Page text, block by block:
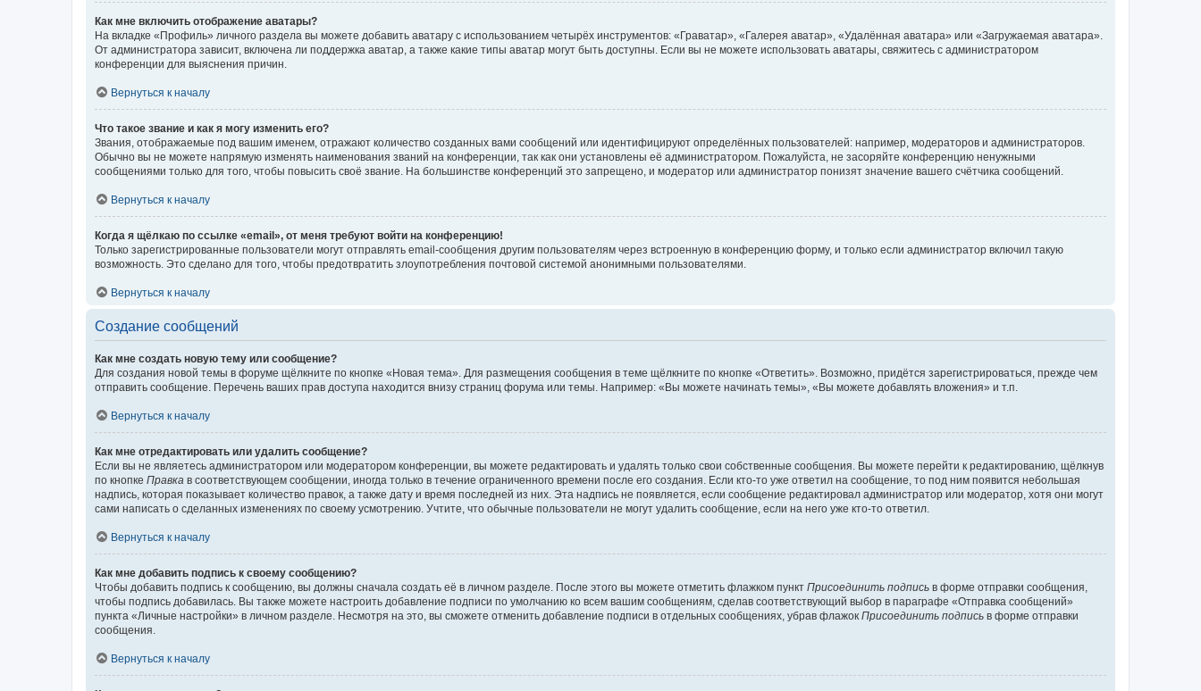
Как мне включить отображение аватары?
На вкладке «Профиль» личного раздела вы можете добавить аватару с использованием четырёх инструментов: «Граватар», «Галерея аватар», «Удалённая аватара» или «Загружаемая аватара».
От администратора зависит, включена ли поддержка аватар, а также какие типы аватар могут быть доступны. Если вы не можете использовать аватары, свяжитесь с администратором
конференции для выяснения причин.
Вернуться к началу
Что такое звание и как я могу изменить его?
Звания, отображаемые под вашим именем, отражают количество созданных вами сообщений или идентифицируют определённых пользователей: например, модераторов и администраторов.
Обычно вы не можете напрямую изменять наименования званий на конференции, так как они установлены её администратором. Пожалуйста, не засоряйте конференцию ненужными
сообщениями только для того, чтобы повысить своё звание. На большинстве конференций это запрещено, и модератор или администратор понизят значение вашего счётчика сообщений.
Вернуться к началу
Когда я щёлкаю по ссылке «email», от меня требуют войти на конференцию!
Только зарегистрированные пользователи могут отправлять email-сообщения другим пользователям через встроенную в конференцию форму, и только если администратор включил такую
возможность. Это сделано для того, чтобы предотвратить злоупотребления почтовой системой анонимными пользователями.
Вернуться к началу
Создание сообщений
Как мне создать новую тему или сообщение?
Для создания новой темы в форуме щёлкните по кнопке «Новая тема». Для размещения сообщения в теме щёлкните по кнопке «Ответить». Возможно, придётся зарегистрироваться, прежде чем
отправить сообщение. Перечень ваших прав доступа находится внизу страниц форума или темы. Например: «Вы можете начинать темы», «Вы можете добавлять вложения» и т.п.
Вернуться к началу
Как мне отредактировать или удалить сообщение?
Если вы не являетесь администратором или модератором конференции, вы можете редактировать и удалять только свои собственные сообщения. Вы можете перейти к редактированию, щёлкнув
по кнопке Правка в соответствующем сообщении, иногда только в течение ограниченного времени после его создания. Если кто-то уже ответил на сообщение, то под ним появится небольшая
надпись, которая показывает количество правок, а также дату и время последней из них. Эта надпись не появляется, если сообщение редактировал администратор или модератор, хотя они могут
сами написать о сделанных изменениях по своему усмотрению. Учтите, что обычные пользователи не могут удалить сообщение, если на него уже кто-то ответил.
Вернуться к началу
Как мне добавить подпись к своему сообщению?
Чтобы добавить подпись к сообщению, вы должны сначала создать её в личном разделе. После этого вы можете отметить флажком пункт Присоединить подпись в форме отправки сообщения,
чтобы подпись добавилась. Вы также можете настроить добавление подписи по умолчанию ко всем вашим сообщениям, сделав соответствующий выбор в параграфе «Отправка сообщений»
пункта «Личные настройки» в личном разделе. Несмотря на это, вы сможете отменить добавление подписи в отдельных сообщениях, убрав флажок Присоединить подпись в форме отправки
сообщения.
Вернуться к началу